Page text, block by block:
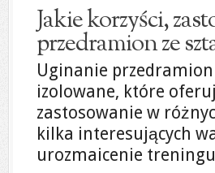
Jakie korzyści,
przedramion ze
Uginanie
izolowane, które
zastosowanie w
kilka interesujących
urozmaicenie